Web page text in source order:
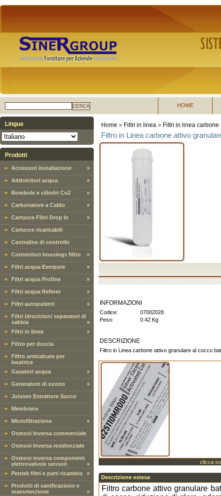
CERCA HOME
Lingue
Prodotti
Accessori installazione »
Addolcitori acqua »
Bombole e cilindri Co2 »
Carbonatore a Caldo »
Cartucce Filtri Drop In »
Cartucce ricaricabili
Centraline di controllo
Contenitori housings filtro »
Filtri acqua Everpure »
Filtri acqua Profine »
Filtri acqua Refiner »
Filtri autopulenti »
Filtri idrocicloni separatori di
sabbia
»
Filtri in linea
»
Filtro per doccia
Filtro anticalcare per
lavatrice
Gasatori acqua
»
Generatore di ozono »
Juissen Estrattore Succo
Membrane
Microfiltrazione »
Osmosi Inversa commerciale
Osmosi Inversa residenziale
Osmosi inversa componenti
elettrovalvole sensori
»
Pentek filtri e parti ricambio
»
Prodotti di sanificazione e
manutenzione
»
Home » Filtri in linea » Filtri in linea carbone
Filtro in Linea carbone attivo
INFORMAZIONI
Codice:
07002028
Peso:
0.42 Kg
DESCRIZIONE
Filtro in Linea carbone attivo granulare al cocco
clicca
Descrizione estesa
Filtro carbone attivo granulare